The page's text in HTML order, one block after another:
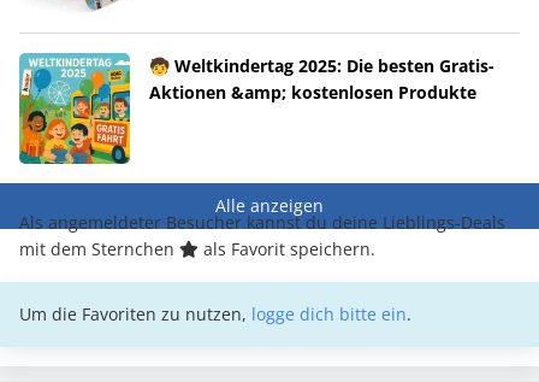
🧒 Weltkindertag 2025: Die besten Gratis-
Aktionen &amp; kostenlosen Produkte
Alle anzeigen
Als angemeldeter Besucher kannst du deine Lieblings-Deals
mit dem Sternchen
als Favorit speichern.
Um die Favoriten zu nutzen, logge dich bitte ein.